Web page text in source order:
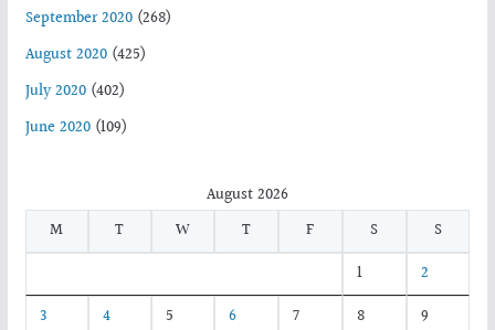
September 2020(268)
August 2020(425)
July 2020(402)
June 2020(109)
August 2026
M
T W T F S
S
1
2
3
4 5 6 7 8
9